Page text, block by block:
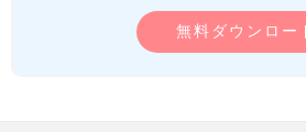
無料ダウンロー